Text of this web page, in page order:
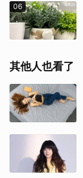
06
其他人也看了